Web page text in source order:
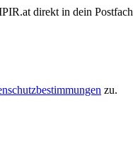
direkt in dein Postfach
zu.